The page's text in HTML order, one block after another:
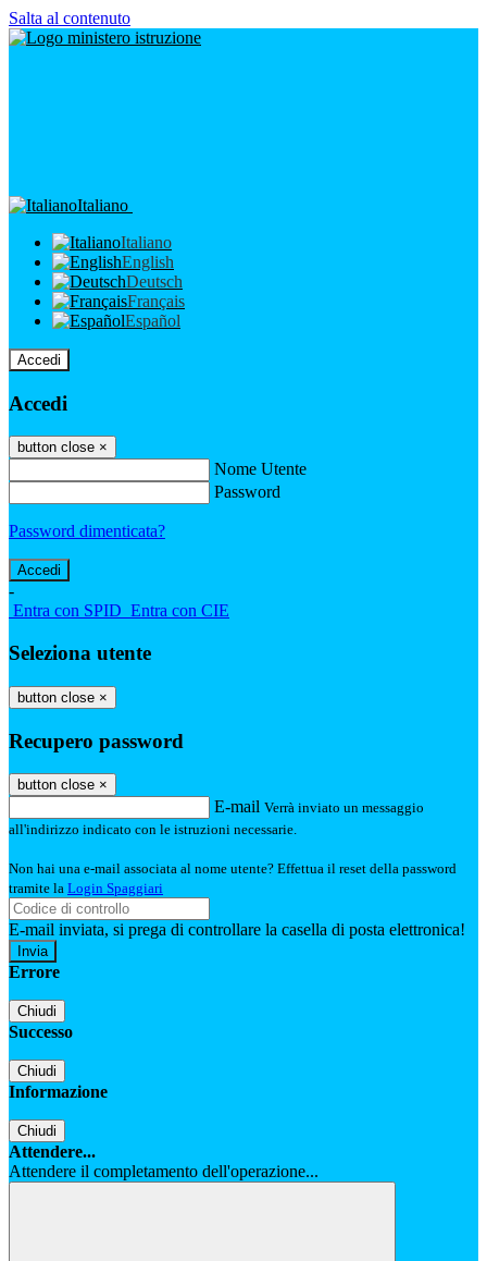
Salta al contenuto
Italiano
Italiano
English
Deutsch
Français
Español
Accedi
Accedi
button close ×
Nome Utente
Password
Password dimenticata?
-
Entra con SPID Entra con CIE
Seleziona utente
button close ×
Recupero password
button close ×
E-mail Verrà inviato un messaggio
all'indirizzo indicato con le istruzioni necessarie.
Non hai una e-mail associata al nome utente? Effettua il reset della password
tramite la Login Spaggiari
E-mail inviata, si prega di controllare la casella di posta elettronica!
Errore
Chiudi
Successo
Chiudi
Informazione
Chiudi
Attendere...
Attendere il completamento dell'operazione...